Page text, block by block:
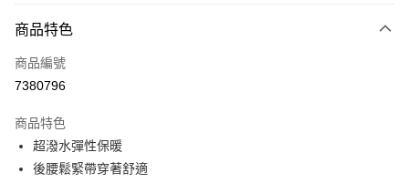
信用卡一次付款
LINE Pay
悠遊付
Google Pay
商品特色
商品編號
7380796
商品特色
超潑水彈性保暖
後腰鬆緊帶穿著舒適